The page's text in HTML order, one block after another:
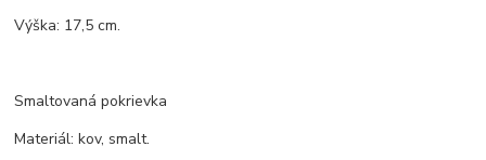
Výška: 17,5 cm.
Smaltovaná pokrievka
Materiál: kov, smalt.